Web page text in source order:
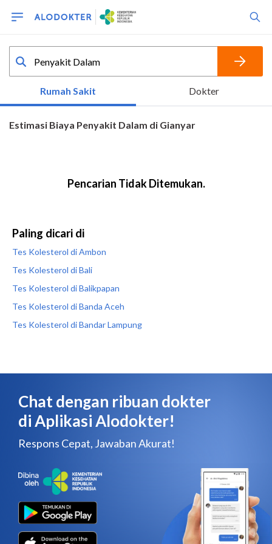
Paling dicari di
Tes Kolesterol di Ambon
Tes Kolesterol di Bali
Tes Kolesterol di Balikpapan
Tes Kolesterol di Banda Aceh
Tes Kolesterol di Bandar Lampung